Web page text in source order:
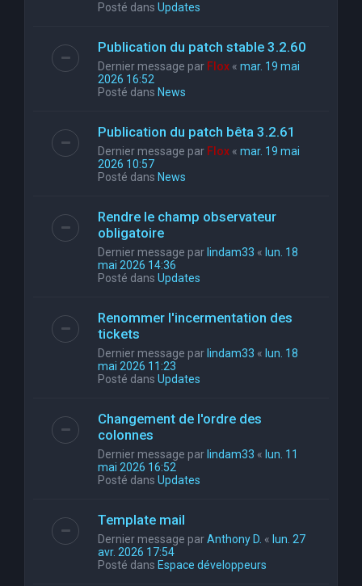
Posté dans Updates
Publication du patch stable 3.2.60
Dernier message par Flox « mar. 19 mai
2026 16:52
Posté dans News
Publication du patch bêta 3.2.61
Dernier message par Flox « mar. 19 mai
2026 10:57
Posté dans News
Rendre le champ observateur
obligatoire
Dernier message par lindam33 « lun. 18
mai 2026 14:36
Posté dans Updates
Renommer l'incermentation des
tickets
Dernier message par lindam33 « lun. 18
mai 2026 11:23
Posté dans Updates
Changement de l'ordre des
colonnes
Dernier message par lindam33 « lun. 11
mai 2026 16:52
Posté dans Updates
Template mail
Dernier message parAnthony D. « lun. 27
avr. 2026 17:54
Posté dans Espace développeurs